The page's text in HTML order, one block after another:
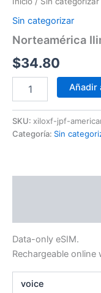
Sin categorizar
Norteamérica
$34.80
Añadir
SKU: xiloxf-jpf-
Categoría: Sin
Data-only eSIM.
Rechargeable online
voice